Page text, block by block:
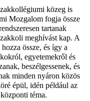
közeg is
Mozgalom fogja össze
tartanak
meghívást kap. A
össze, és így a
egyetemekről és
beszélgessenek, és
minden nyáron közös
épül, idén például az
téma.